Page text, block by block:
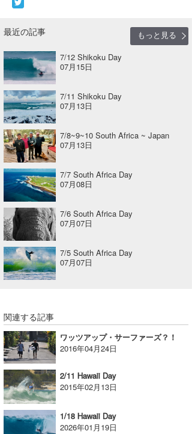
最近の記事
もっと見る
7/12 Shikoku Day
07月15日
7/11 Shikoku Day
07月13日
7/8~9~10 South Africa ~ Japan
07月13日
7/7 South Africa Day
07月08日
7/6 South Africa Day
07月07日
7/5 South Africa Day
07月07日
関連する記事
ワッツアップ・サーファーズ？！
2016年04月24日
2/11 Hawaii Day
2015年02月13日
1/18 Hawaii Day
2026年01月19日